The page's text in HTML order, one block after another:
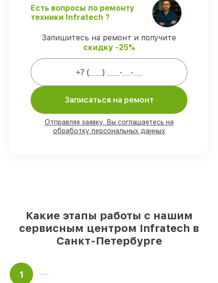
Официальная гарантия
– все
ремонтные услуги и комплектующие
защищены гарантийной поддержкой до
3 лет.
Мы гарантируем:
80%
работ выполняем с возможностью
личного присутствия владельца
комплектующих Infratech имеются
на складе в Санкт-Петербурге,
остальные доставляются быстро
Есть вопросы по ремонту
техники Infratech ?
Запишитесь на ремонт и получите
скидку -25%
Записаться на ремонт
Отправляя заявку, Вы соглашаетесь на
обработку персональных данных
Какие этапы работы с нашим
сервисным центром Infratech в
Санкт-Петербурге
1